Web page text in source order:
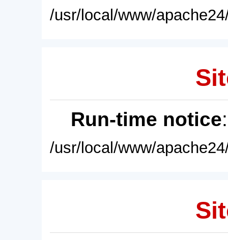
/usr/local/www/
Run-time notice
/usr/local/www/